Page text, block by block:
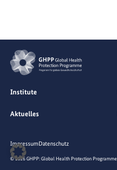
Institute
Aktuelles
© 2026 GHPP: Global Health Protection Programme
ImpressumDatenschutz